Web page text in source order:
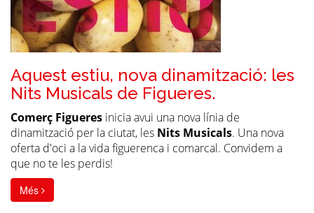
Aquest estiu, nova dinamització: les
Nits Musicals de Figueres.
Comerç Figueres inicia avui una nova línia de
dinamització per la ciutat, les Nits Musicals. Una nova
oferta d'oci a la vida figuerenca i comarcal. Convidem a
que no te les perdis!
Més